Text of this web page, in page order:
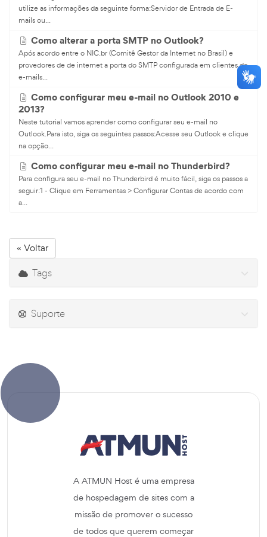
utilize as informações da seguinte forma:Servidor de Entrada de E-
mails ou...
Como alterar a porta SMTP no Outlook?
Após acordo entre o NIC.br (Comitê Gestor da Internet no Brasil) e
provedores de de internet a porta do SMTP configurada em clientes de
e-mails...
Como configurar meu e-mail no Outlook 2010 e
2013?
Neste tutorial vamos aprender como configurar seu e-mail no
Outlook.Para isto, siga os seguintes passos:Acesse seu Outlook e clique
na opção...
Como configurar meu e-mail no Thunderbird?
Para configura seu e-mail no Thunderbird é muito fácil, siga os passos a
seguir:1 - Clique em Ferramentas > Configurar Contas de acordo com
a...
« Voltar
Tags
Suporte
A ATMUN Host é uma empresa
de hospedagem de sites com a
missão de promover o sucesso
de todos que querem começar